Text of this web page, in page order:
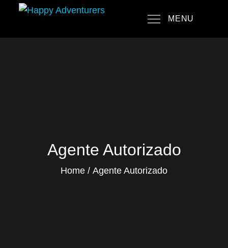
content
MENU
Agente Autorizado
Home Agente Autorizado